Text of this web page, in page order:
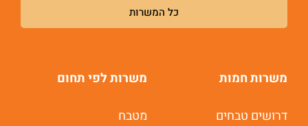
כל המשרות
משרות חמות
דרושים טבחים
משרות לפי תחום
מטבח